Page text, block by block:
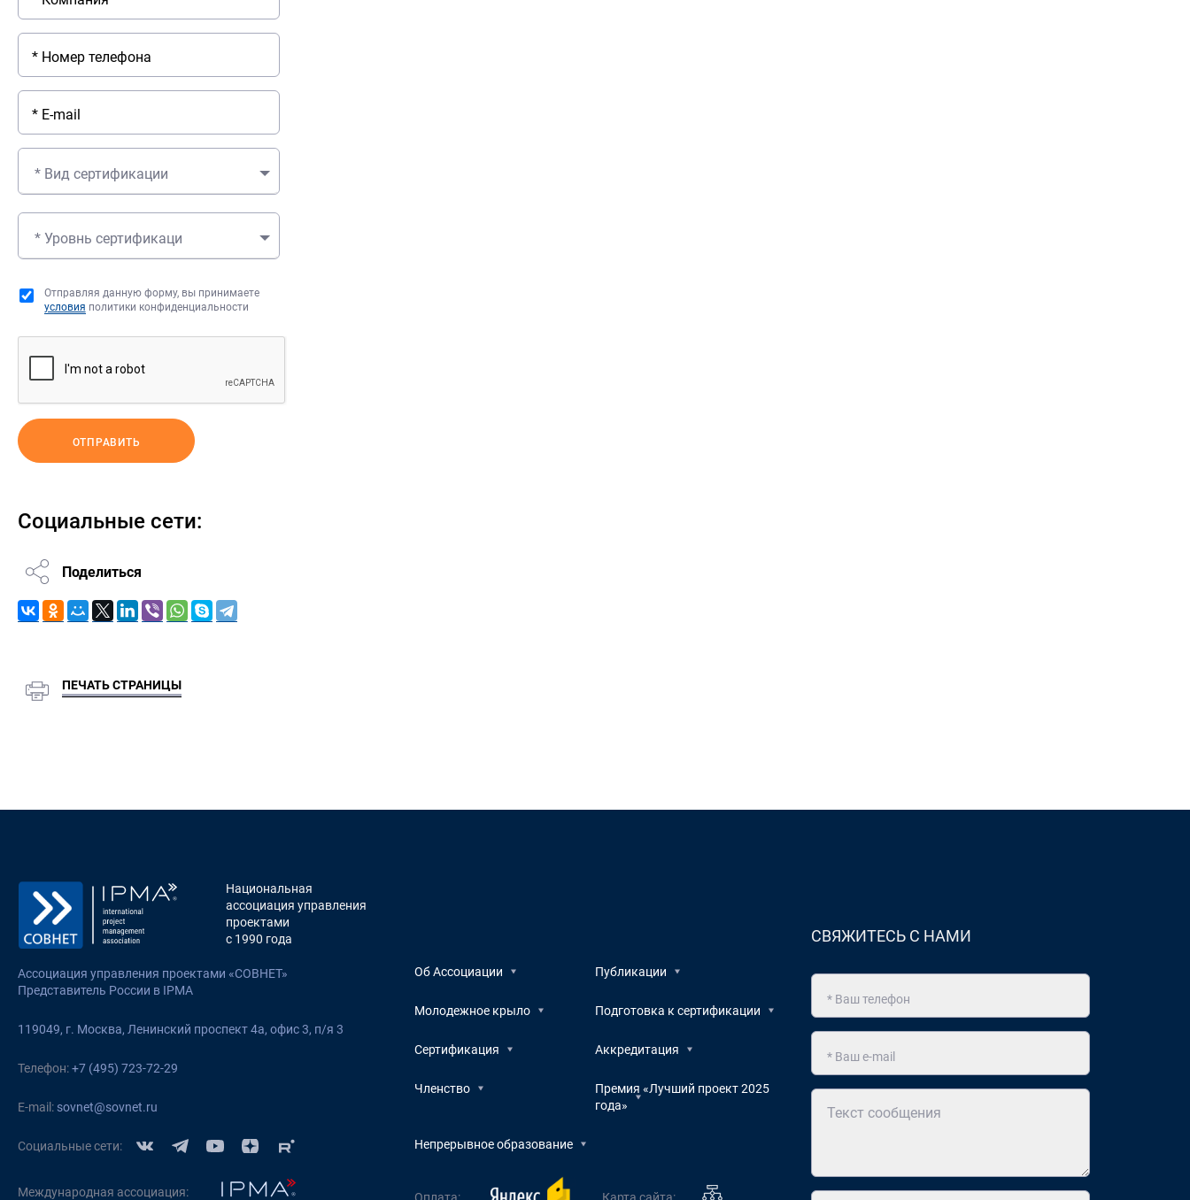
* Вид сертификации
* Уровнь сертификаци
Отправляя данную форму, вы принимаете
условия политики конфиденциальности
ОТПРАВИТЬ
Социальные сети:
Поделиться
ПЕЧАТЬ СТРАНИЦЫ
Национальная
ассоциация управления
проектами
с 1990 года
Ассоциация управления проектами «СОВНЕТ»
Представитель России в IPMA
119049, г. Москва, Ленинский проспект 4а, офис 3, п/я 3
Телефон:+7 (495) 723-72-29
E-mail: sovnet@sovnet.ru
Социальные сети:
Международная ассоциация:
Об Ассоциации Публикации
Молодежное крыло Подготовка к сертификации
Сертификация Аккредитация
Членство
Премия «Лучший проект 2025
года»
Непрерывное образование
Оплата: Карта сайта:
СВЯЖИТЕСЬ С НАМИ